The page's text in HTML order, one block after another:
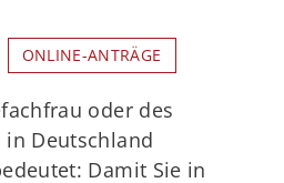
ONLINE-ANTRÄGE
oder des
Deutschland
Damit Sie in